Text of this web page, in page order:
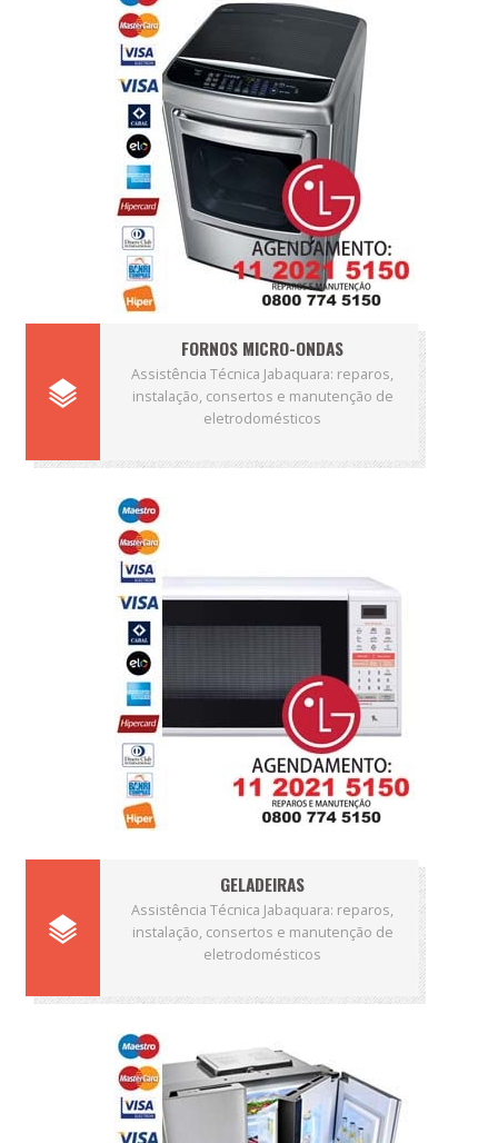
FORNOS MICRO-ONDAS
Assistência Técnica Jabaquara: reparos,
instalação, consertos e manutenção de
eletrodomésticos
GELADEIRAS
Assistência Técnica Jabaquara: reparos,
instalação, consertos e manutenção de
eletrodomésticos